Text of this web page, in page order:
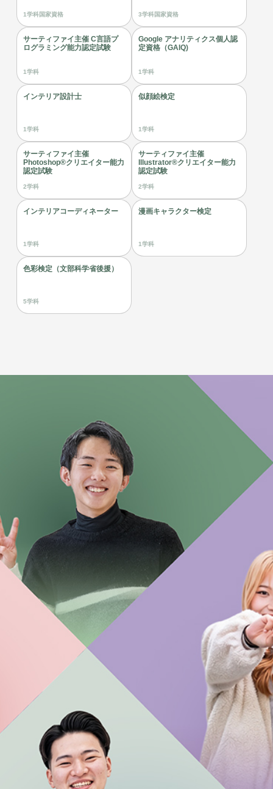
1学科国家資格 3学科国家資格
サーティファイ主催 C言語プ
ログラミング能力認定試験
1学科
Google アナリティクス個人認
定資格（GAIQ)
1学科
インテリア設計士
1学科
似顔絵検定
1学科
サーティファイ主催
Photoshop®クリエイター能力
認定試験
2学科
サーティファイ主催
Illustrator®クリエイター能力
認定試験
2学科
インテリアコーディネーター
1学科
漫画キャラクター検定
1学科
色彩検定（文部科学省後援）
5学科